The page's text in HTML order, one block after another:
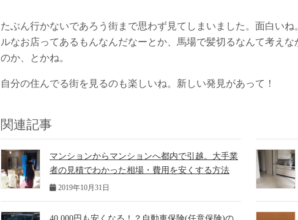
たぶん行かないであろう街まで思わず見てしまいました。面白い
ルなお店ってあるもんなんだなーとか、馬場で髪切るなんて考え
のか、とかね。
自分の住んでる街を見るのも楽しいね。新しい発見があって！
関連記事
マンションからマンションへ都内で引越。大手業
者の見積でわかった相場・費用を安くする方法
2019年10月31日